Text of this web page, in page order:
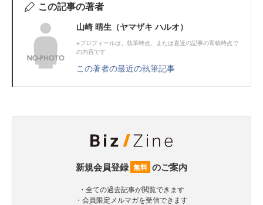
この記事の著者
山崎 晴生（ヤマザキ ハルオ）
※プロフィールは、執筆時点、または直近の記事の寄稿時点で
の内容です
この著者の最近の執筆記事
新規会員登録 無料 のご案内
・全ての過去記事が閲覧できます
・会員限定メルマガを受信できます